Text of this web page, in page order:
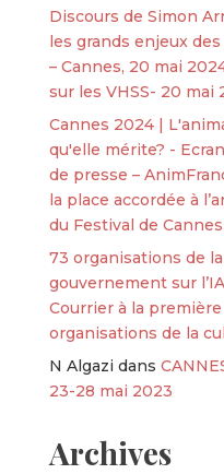
Discours de Simon
les grands enjeux
– Cannes, 20 mai
sur les VHSS- 20 mai
Cannes 2024 |
qu'elle mérite? -
de presse –
la place accordée à
du Festival de
73 organisations de
gouvernement sur
Courrier à la
organisations de la
N Algazi dans
23-28 mai 2023
Archives